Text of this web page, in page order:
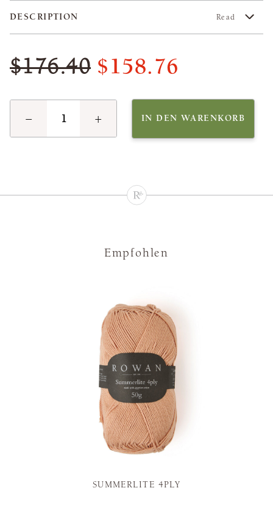
DESCRIPTION Read
$176.40 $158.76
− + IN DEN WARENKORB
Empfohlen
SUMMERLITE 4PLY